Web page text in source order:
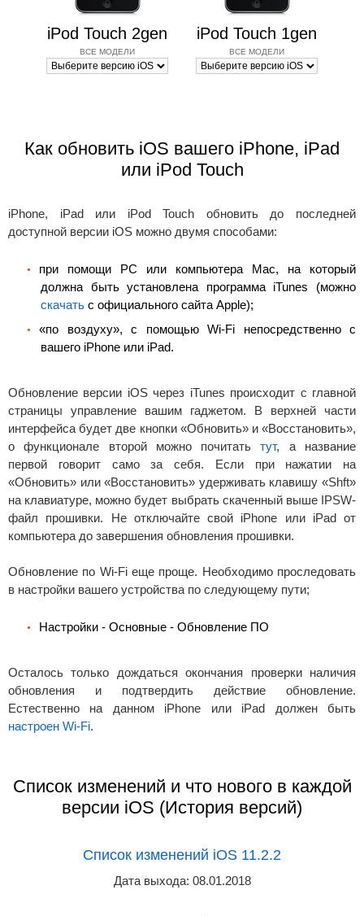
iPod Touch 2gen
ВСЕ МОДЕЛИ
iPod Touch 1gen
ВСЕ МОДЕЛИ
Как обновить iOS вашего iPhone, iPad
или iPod Touch
iPhone, iPad или iPod Touch обновить до последней
доступной версии iOS можно двумя способами:
при помощи PC или компьютера Mac, на который
должна быть установлена программа iTunes (можно
скачать с официального сайта Apple);
«по воздуху», с помощью Wi-Fi непосредственно с
вашего iPhone или iPad.
Обновление версии iOS через iTunes происходит с главной
страницы управление вашим гаджетом. В верхней части
интерфейса будет две кнопки «Обновить» и «Восстановить»,
о функционале второй можно почитатьтут, а название
первой говорит само за себя. Если при нажатии на
«Обновить» или «Восстановить» удерживать клавишу «Shft»
на клавиатуре, можно будет выбрать скаченный выше IPSW-
файл прошивки. Не отключайте свой iPhone или iPad от
компьютера до завершения обновления прошивки.
Обновление по Wi-Fi еще проще. Необходимо проследовать
в настройки вашего устройства по следующему пути;
Настройки - Основные - Обновление ПО
Осталось только дождаться окончания проверки наличия
обновления и подтвердить действие обновление.
Естественно на данном iPhone или iPad должен быть
настроен Wi-Fi.
Список изменений и что нового в каждой
версии iOS (История версий)
Список изменений iOS 11.2.2
Дата выхода: 08.01.2018